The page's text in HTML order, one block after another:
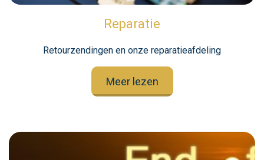
Reparatie
Retourzendingen en onze reparatieafdeling
Meer lezen